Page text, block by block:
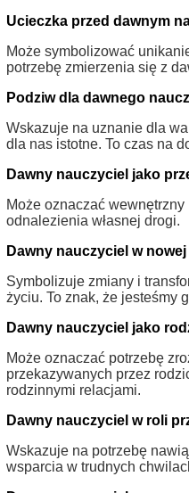
Ucieczka przed dawnym
Może symbolizować
potrzebę zmierzenia się z
Podziw dla dawnego
Wskazuje na uznanie dla
dla nas istotne. To czas na
Dawny nauczyciel jako
Może oznaczać
odnalezienia własnej drogi.
Dawny nauczyciel w
Symbolizuje zmiany i
życiu. To znak, że jesteśmy
Dawny nauczyciel jako
Może oznaczać potrzebę
przekazywanych przez
rodzinnymi relacjami.
Dawny nauczyciel w roli
Wskazuje na potrzebę
wsparcia w trudnych